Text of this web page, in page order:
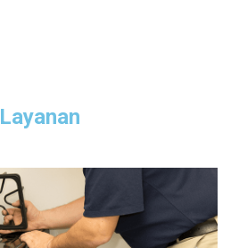
Layanan